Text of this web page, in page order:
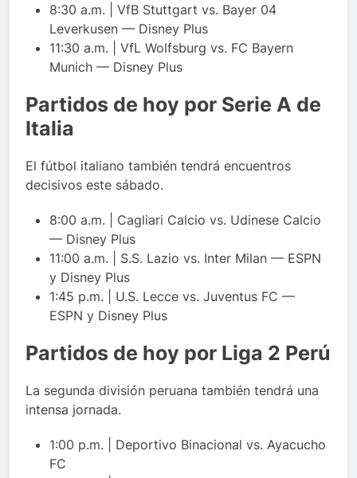
8:30 a.m. | VfB Stuttgart vs. Bayer 04
Leverkusen — Disney Plus
11:30 a.m. | VfL Wolfsburg vs. FC Bayern
Munich — Disney Plus
Partidos de hoy por Serie A de
Italia
El fútbol italiano también tendrá encuentros
decisivos este sábado.
8:00 a.m. | Cagliari Calcio vs. Udinese Calcio
— Disney Plus
11:00 a.m. | S.S. Lazio vs. Inter Milan — ESPN
y Disney Plus
1:45 p.m. | U.S. Lecce vs. Juventus FC —
ESPN y Disney Plus
Partidos de hoy por Liga 2 Perú
La segunda división peruana también tendrá una
intensa jornada.
1:00 p.m. | Deportivo Binacional vs. Ayacucho
FC